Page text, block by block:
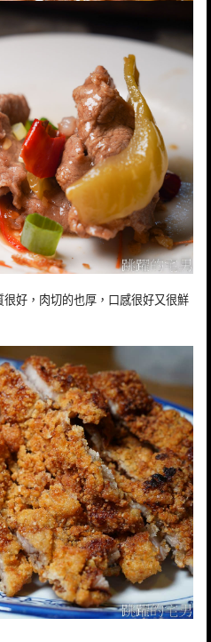
好，肉切的也厚，口感很好又很鮮